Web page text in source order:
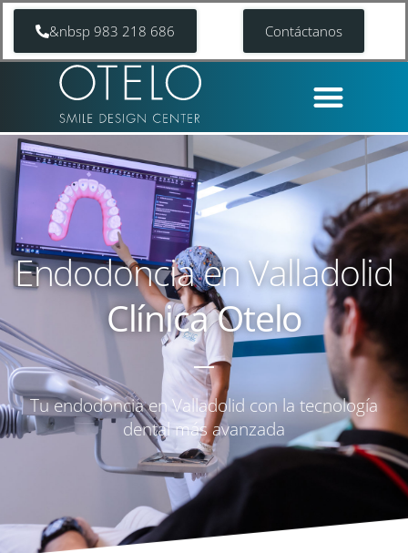
&nbsp 983 218 686 Contáctanos
Endodoncia en Valladolid
Clínica Otelo
Tu endodoncia en Valladolid con la tecnología
dental más avanzada